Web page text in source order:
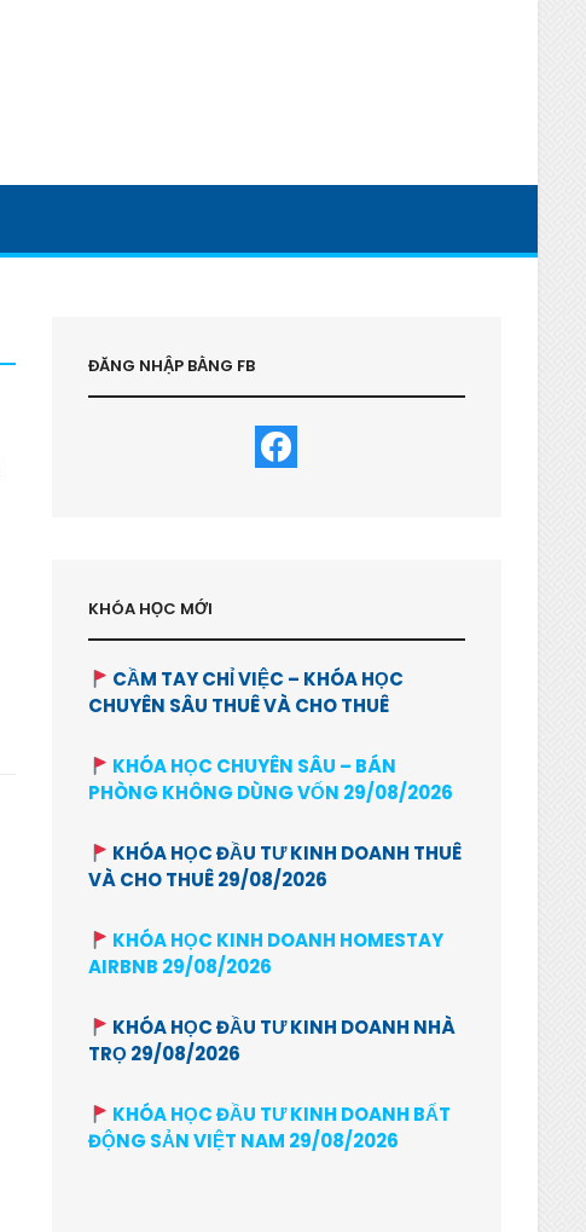
ĐĂNG NHẬP BẰNG FB
KHÓA HỌC MỚI
CẦM TAY CHỈ VIỆC – KHÓA HỌC
CHUYÊN SÂU THUÊ VÀ CHO THUÊ
KHÓA HỌC CHUYÊN SÂU – BÁN
PHÒNG KHÔNG DÙNG VỐN 29/08/2026
KHÓA HỌC ĐẦU TƯ KINH DOANH THUÊ
VÀ CHO THUÊ 29/08/2026
KHÓA HỌC KINH DOANH HOMESTAY
AIRBNB 29/08/2026
KHÓA HỌC ĐẦU TƯ KINH DOANH NHÀ
TRỌ 29/08/2026
KHÓA HỌC ĐẦU TƯ KINH DOANH BẤT
ĐỘNG SẢN VIỆT NAM 29/08/2026